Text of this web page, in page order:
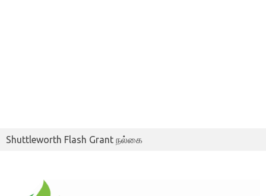
Shuttleworth Flash Grant நல்கை